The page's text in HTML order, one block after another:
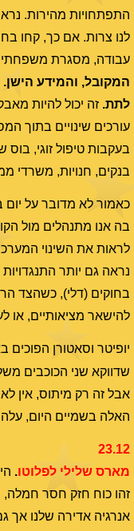
התפתחויות מהירות.
לנו צרות. אם כך, קחו
עבודה, מסגרת
המקובל, והמידע
לתת. זה יכול להיות
עורכים שינויים בתוך
בעקבות טיפול זוגי,
בנקים, חנויות, משרדי
כאמור לא מדובר על יום
בה אנו מתנהלים מול
לראות את השינוי
נראה גם יותר
בחוקים (דלי), כשהצד
להישאר מציאותיים, או
יופיטר וסאטורן
שדווקא שני הכוכבים
אבל זה רק מיתוס, אין
האלה בשמיים היום,
23.12
מארס שלילי לפלוטו.
זהו כוח חזק חסר חמלה,
אנרגיה אדירה שלנו אך